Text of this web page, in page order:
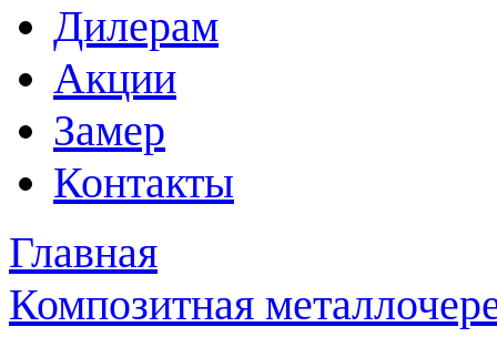
Дилерам
Акции
Замер
Контакты
Главная
Композитная